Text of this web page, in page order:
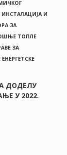
И
ЗА
ТОПЛЕ
ЗА
ДОДЕЛУ
У 2022.